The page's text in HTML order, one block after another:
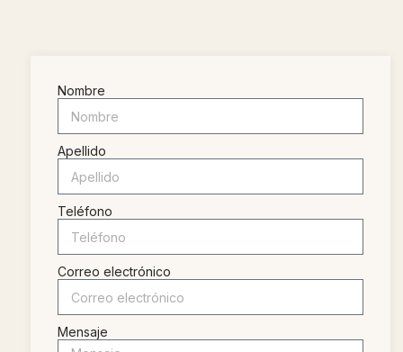
Nombre
Apellido
Teléfono
Correo electrónico
Mensaje